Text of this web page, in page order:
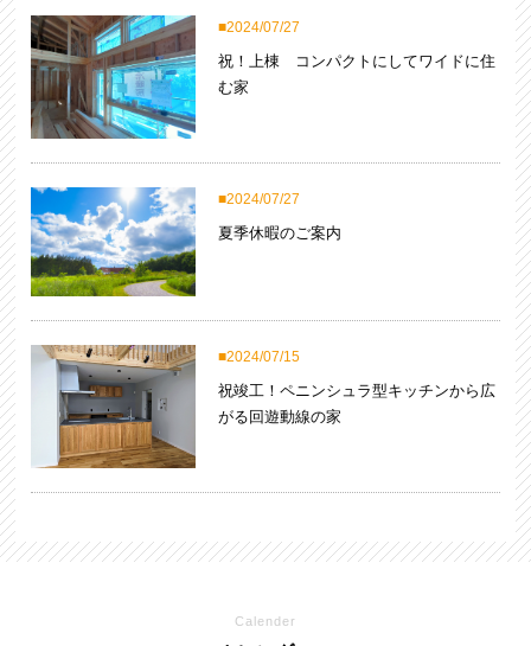
2024/07/27
祝！上棟 コンパクトにしてワイドに住
む家
2024/07/27
夏季休暇のご案内
2024/07/15
祝竣工！ペニンシュラ型キッチンから広
がる回遊動線の家
Calender